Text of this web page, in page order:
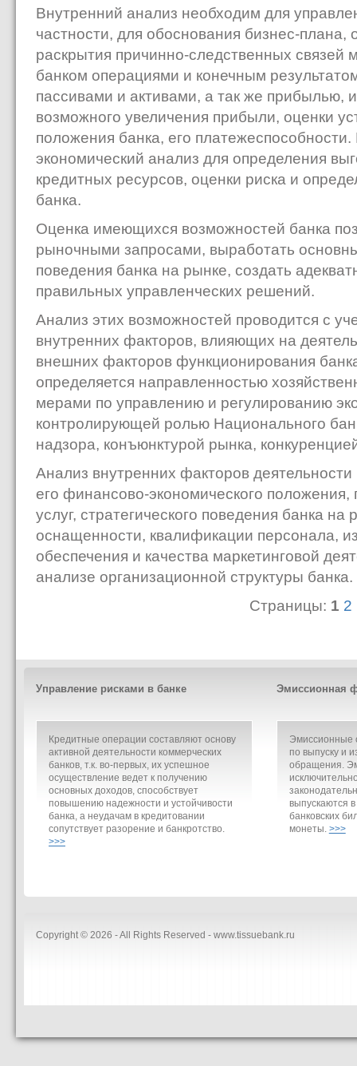
Внутренний анализ необходим для
частности, для обоснования бизнес-плана,
раскрытия причинно-следственных
банком операциями и конечным
пассивами и активами, а так же прибылью,
возможного увеличения прибыли, оценки
положения банка, его
экономический анализ для определения
кредитных ресурсов, оценки риска и
банка.
Оценка имеющихся возможностей банка
рыночными запросами, выработать
поведения банка на рынке, создать
правильных управленческих решений.
Анализ этих возможностей проводится с
внутренних факторов, влияющих на
внешних факторов функционирования
определяется направленностью
мерами по управлению и регулированию
контролирующей ролью Национального
надзора, конъюнктурой рынка,
Анализ внутренних факторов
его финансово-экономического положения,
услуг, стратегического поведения банка
оснащенности, квалификации персонала,
обеспечения и качества маркетинговой
анализе организационной структуры банка.
Страницы: 1 2
Управление рисками в банке
Кредитные операции составляют основу
активной деятельности коммерческих
банков, т.к. во-первых, их успешное
осуществление ведет к получению
основных доходов, способствует
повышению надежности и устойчивости
банка, а неудачам в кредитовании
сопутствует разорение и банкротство.
>>>
Эмиссионная
Эмиссионные
по выпуску и
обращения.
выпускаются
банковских
монеты. >>>
Copyright © 2026 - All Rights Reserved - www.tissuebank.ru